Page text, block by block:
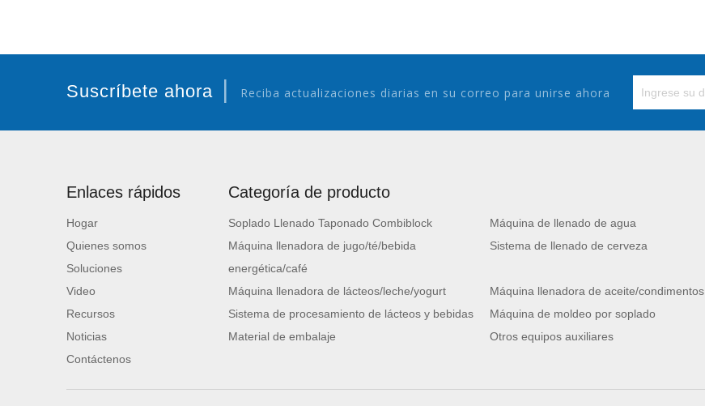
Suscríbete ahora | Reciba actualizaciones diarias en su correo para unirse ahora
Enlaces rápidos
Hogar
Quienes somos
Soluciones
Video
Recursos
Noticias
Contáctenos
Categoría de producto
Soplado Llenado Taponado Combiblock Máquina de llenado de agua
Máquina llenadora de jugo/té/bebida
energética/café
Sistema de llenado de cerveza
Máquina llenadora de lácteos/leche/yogurt
Máquina llenadora de aceite/condimentos
Sistema de procesamiento de lácteos y bebidas
Máquina de moldeo por soplado
Material de embalaje
Otros equipos auxiliares